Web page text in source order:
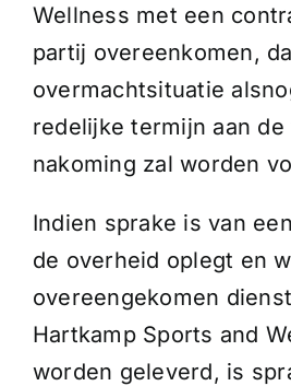
Wellness met een
partij overeenkomen,
overmachtsituatie
redelijke termijn aan
nakoming zal worden
Indien sprake is van
de overheid oplegt en
overeengekomen
Hartkamp Sports and
worden geleverd, is